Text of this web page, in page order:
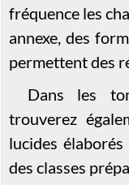
fréquence les
annexe, des
permettent des
Dans les
trouverez
lucides
des classes